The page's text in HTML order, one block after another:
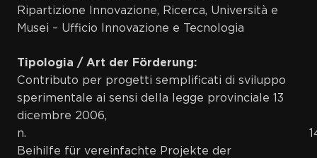
Ripartizione Innovazione, Ricerca, Università e
Musei – Ufficio Innovazione e Tecnologia
Tipologia / Art der Förderung:
Contributo per progetti semplificati di sviluppo
sperimentale ai sensi della legge provinciale 13
dicembre 2006,
n.
Beihilfe für vereinfachte Projekte der